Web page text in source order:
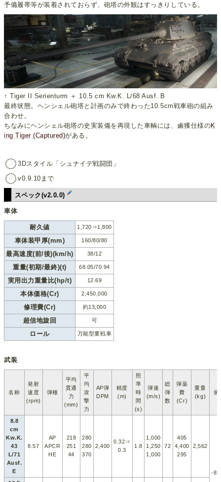
予備履帯等が装着されておらず、砲塔の外観はすっきりしている。
↑ Tiger II Serienturm ＋ 10.5 cm Kw.K. L/68 Ausf. B
最終状態。ヘンシェル砲塔と計画のみで終わった10.5cm戦車砲の組み
合わせ。
ちなみにヘンシェル砲塔の史実装備を再現した車輌には、鹵獲仕様のK
ing Tiger (Captured)がある。
3Dスタイル「シュナイデ戦闘団」
v0.9.10まで
スペック(v2.0.0)
車体
耐久値 1,720⇒1,800
車体装甲厚(mm) 160/80/80
最高速度(前/後)(km/h) 38/12
重量(初期/最終)(t) 68.05/70.94
実用出力重量比(hp/t) 12.69
本体価格(Cr) 2,450,000
修理費(Cr) 約13,000
超信地旋回 可
ロール 万能型重戦車
武装
名称
発射
速度
(rpm)
弾種
平均
貫通
力
(mm)
平
均
攻
撃
力
AP弾
DPM
精度
(m)
照
準
時
間
(s)
弾速
(m/s)
総
弾
数
弾薬
費
(Cr)
重量
(kg)
俯
8.8
cm
Kw.K.
43
L/71
Ausf.
E
8.57
AP
APCR
HE
218
251
44
280
280
370
2,400
0.32⇒
0.3
1.8
1,000
1,250
1,000
72
405
4,400
295
2,562
-